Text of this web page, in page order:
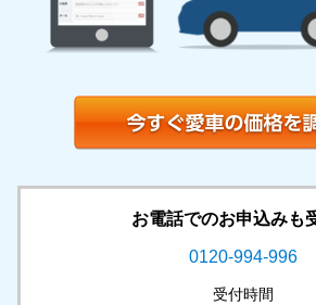
お電話でのお申込みも
0120-994-996
受付時間